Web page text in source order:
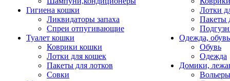
Гигиена кошки
Ликвидаторы запаха
Спреи отпугивающие
Туалет кошки
Коврики кошки
Лотки для кошек
Пакеты для лотков
Совки
Лотки
Пакеты
Одежда, обувь
Обувь
Одежда
Домики,